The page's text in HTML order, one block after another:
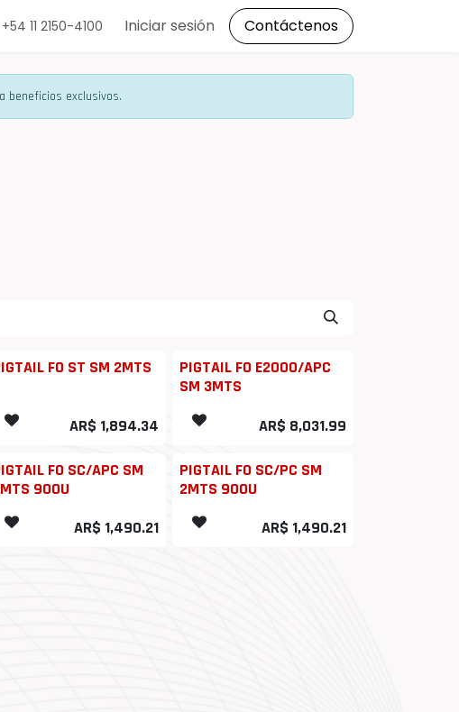
Precios
+54 11 2150-4100 Iniciar sesión Contáctenos
beneficios exclusivos.
FO ST SM 2MTS
AR$ 1,894.34
PIGTAIL FO E2000/APC
SM 3MTS
AR$ 8,031.99
FO SC/APC SM
900U
AR$ 1,490.21
PIGTAIL FO SC/PC SM
2MTS 900U
AR$ 1,490.21